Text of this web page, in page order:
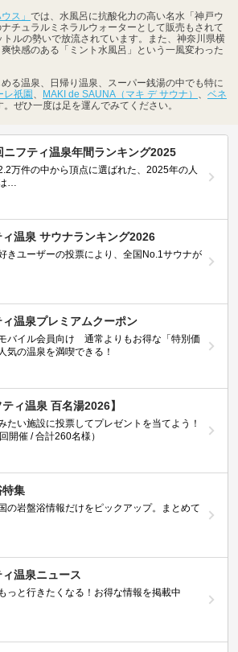
ス」 では、水風呂に抗酸化力の高い名水「神戸ウ
チュラルミネラルウォーターとして販売もされて
ルの勢いで放流されています。また、神奈川県横
快感のある「ミント水風呂」という一風変わった
る温泉、日帰り温泉、スーパー銭湯の中でも特に
レ祇園 MAKI de SAUNA（マキ デ サウナ）
ベネ
ぜひ一度は足を運んでみてください。
ニフティ温泉年間ランキング2025
万件の中から頂点に選ばれた、2025年の人
…
ィ温泉 サウナランキング2026
きユーザーの投票により、全国No.1サウナが
ィ温泉プレミアムクーポン
バイル会員向け 通常よりもお得な「特別価
気の温泉を満喫できる！
ティ温泉 百名湯2026】
たい施設に投票してプレゼントを当てよう！
開催 / 合計260名様）
特集
の岩盤浴情報だけをピックアップ。まとめて
ィ温泉ニュース
っと行きたくなる！お得な情報を掲載中